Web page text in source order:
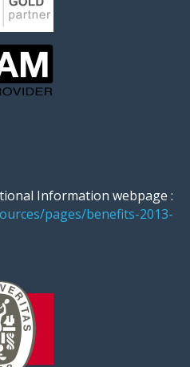
Information webpage :
pages/benefits-2013-